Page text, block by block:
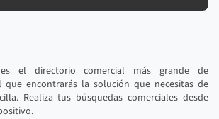
es el directorio comercial más grande de
que encontrarás la solución que necesitas de
Realiza tus búsquedas comerciales desde